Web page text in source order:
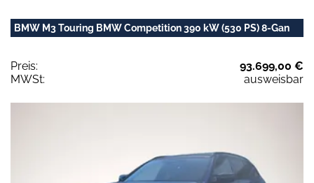
BMW M3 Touring BMW Competition 390 kW (530 PS) 8-Gan
Preis:
93.699,00 €
MWSt:
ausweisbar